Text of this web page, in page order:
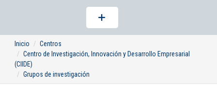
Inicio
Centros
Centro de Investigación, Innovación y Desarrollo Empresarial
(CIIDE)
Grupos de investigación
Planta Docente
ADMISIONES
BIENESTAR
Centros